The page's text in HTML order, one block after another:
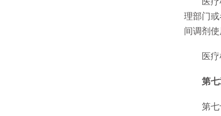
理部门
间调剂
医疗机
第
第七十